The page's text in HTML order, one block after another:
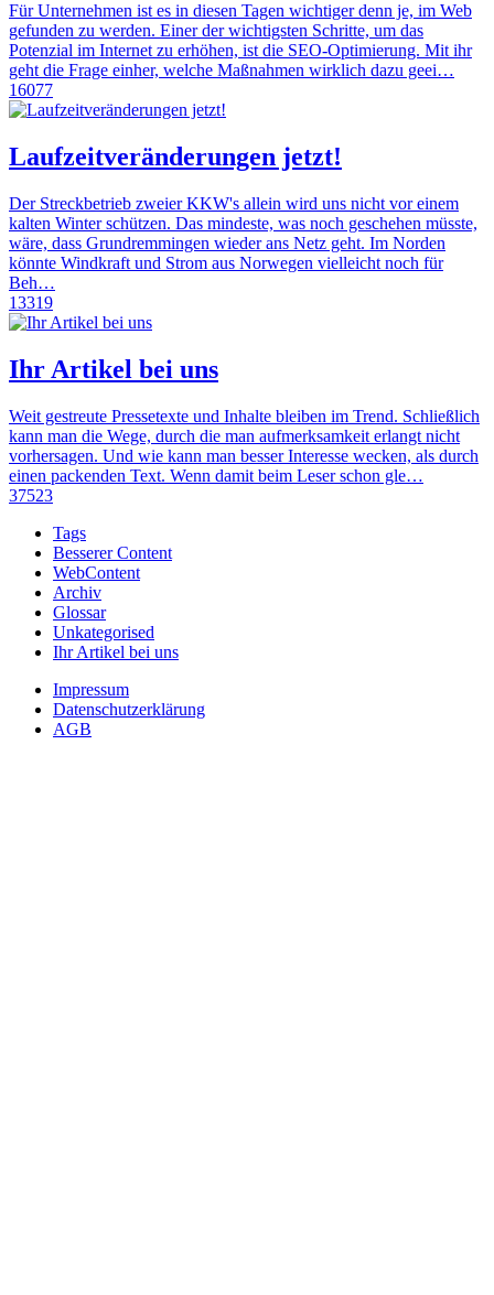
Für Unternehmen ist es in diesen Tagen wichtiger denn je, im Web
gefunden zu werden. Einer der wichtigsten Schritte, um das
Potenzial im Internet zu erhöhen, ist die SEO-Optimierung. Mit ihr
geht die Frage einher, welche Maßnahmen wirklich dazu geei…
16077
Laufzeitveränderungen jetzt!
Der Streckbetrieb zweier KKW's allein wird uns nicht vor einem
kalten Winter schützen. Das mindeste, was noch geschehen müsste,
wäre, dass Grundremmingen wieder ans Netz geht. Im Norden
könnte Windkraft und Strom aus Norwegen vielleicht noch für
Beh…
13319
Ihr Artikel bei uns
Weit gestreute Pressetexte und Inhalte bleiben im Trend. Schließlich
kann man die Wege, durch die man aufmerksamkeit erlangt nicht
vorhersagen. Und wie kann man besser Interesse wecken, als durch
einen packenden Text. Wenn damit beim Leser schon gle…
37523
Tags
Besserer Content
WebContent
Archiv
Glossar
Unkategorised
Ihr Artikel bei uns
Impressum
Datenschutzerklärung
AGB